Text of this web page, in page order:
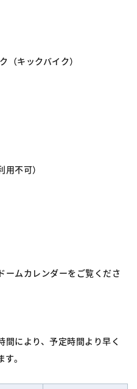
（キックバイク）
不可）
ームカレンダーをご覧くださ
により、予定時間より早く
。